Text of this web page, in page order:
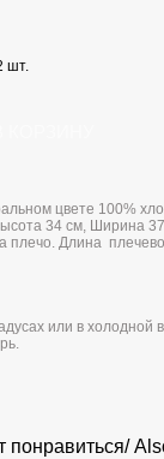
шт.
цвете 100%
34 см, Ширина
плечо. Длина
или в холодной